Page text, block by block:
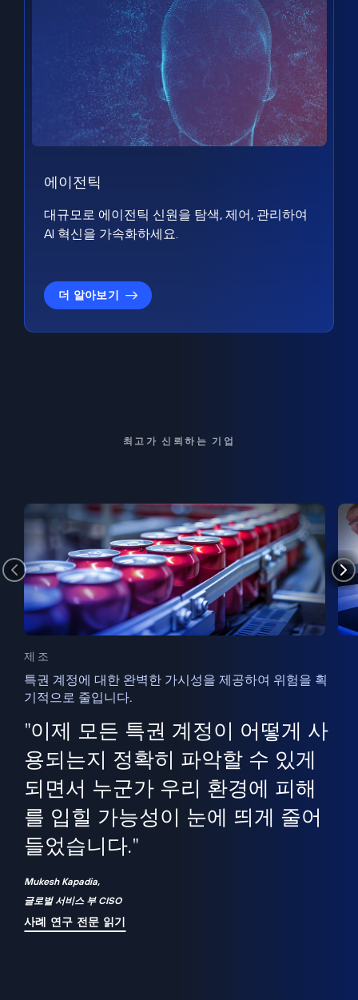
에이전틱
대규모로 에이전틱 신원을 탐색, 제어, 관리하여
AI 혁신을 가속화하세요.
더 알아보기
최고가 신뢰하는 기업
제조
특권 계정에 대한 완벽한 가시성을 제공하여 위험을 획
기적으로 줄입니다.
"이제 모든 특권 계정이 어떻게 사
용되는지 정확히 파악할 수 있게
되면서 누군가 우리 환경에 피해
를 입힐 가능성이 눈에 띄게 줄어
들었습니다."
Mukesh Kapadia,
글로벌 서비스 부 CISO
사례 연구 전문 읽기